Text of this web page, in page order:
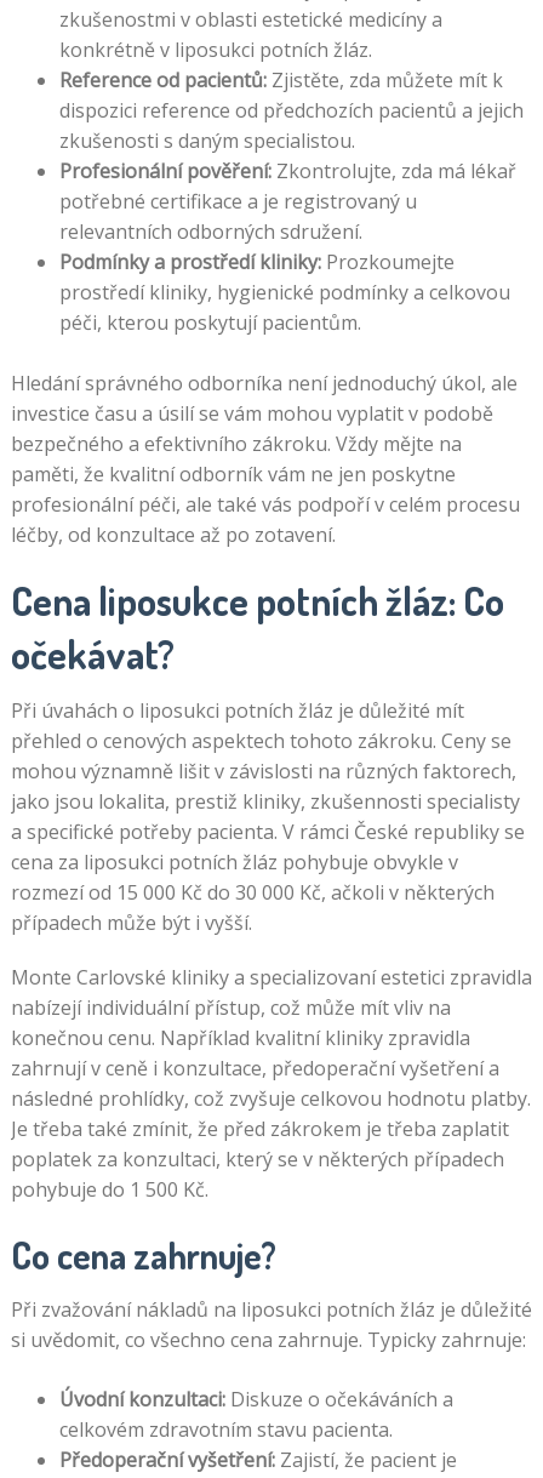
zkušenostmi v oblasti estetické medicíny a
konkrétně v liposukci potních žláz.
Reference od pacientů:Zjistěte, zda můžete mít k
dispozici reference od předchozích pacientů a jejich
zkušenosti s daným specialistou.
Profesionální pověření:Zkontrolujte, zda má lékař
potřebné certifikace a je registrovaný u
relevantních odborných sdružení.
Podmínky a prostředí kliniky:Prozkoumejte
prostředí kliniky, hygienické podmínky a celkovou
péči, kterou poskytují pacientům.
Hledání správného odborníka není jednoduchý úkol, ale
investice času a úsilí se vám mohou vyplatit v podobě
bezpečného a efektivního zákroku. Vždy mějte na
paměti, že kvalitní odborník vám ne jen poskytne
profesionální péči, ale také vás podpoří v celém procesu
léčby, od konzultace až po zotavení.
Cena liposukce potních žláz: Co
očekávat?
Při úvahách o liposukci potních žláz je důležité mít
přehled o cenových aspektech tohoto zákroku. Ceny se
mohou významně lišit v závislosti na různých faktorech,
jako jsou lokalita, prestiž kliniky, zkušennosti specialisty
a specifické potřeby pacienta. V rámci České republiky se
cena za liposukci potních žláz pohybuje obvykle v
rozmezí od 15 000 Kč do 30 000 Kč, ačkoli v některých
případech může být i vyšší.
Monte Carlovské kliniky a specializovaní estetici zpravidla
nabízejí individuální přístup, což může mít vliv na
konečnou cenu. Například kvalitní kliniky zpravidla
zahrnují v ceně i konzultace, předoperační vyšetření a
následné prohlídky, což zvyšuje celkovou hodnotu platby.
Je třeba také zmínit, že před zákrokem je třeba zaplatit
poplatek za konzultaci, který se v některých případech
pohybuje do 1 500 Kč.
Co cena zahrnuje?
Při zvažování nákladů na liposukci potních žláz je důležité
si uvědomit, co všechno cena zahrnuje. Typicky zahrnuje:
Úvodní konzultaci:Diskuze o očekáváních a
celkovém zdravotním stavu pacienta.
Předoperační vyšetření:Zajistí, že pacient je